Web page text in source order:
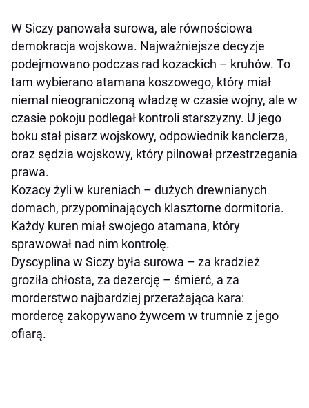
W Siczy panowała surowa, ale równościowa
demokracja wojskowa. Najważniejsze decyzje
podejmowano podczas rad kozackich – kruhów. To
tam wybierano atamana koszowego, który miał
niemal nieograniczoną władzę w czasie wojny, ale w
czasie pokoju podlegał kontroli starszyzny. U jego
boku stał pisarz wojskowy, odpowiednik kanclerza,
oraz sędzia wojskowy, który pilnował przestrzegania
prawa.
Kozacy żyli w kureniach – dużych drewnianych
domach, przypominających klasztorne dormitoria.
Każdy kuren miał swojego atamana, który
sprawował nad nim kontrolę.
Dyscyplina w Siczy była surowa – za kradzież
groziła chłosta, za dezercję – śmierć, a za
morderstwo najbardziej przerażająca kara:
mordercę zakopywano żywcem w trumnie z jego
ofiarą.